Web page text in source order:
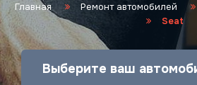
Главная Ремонт автомобилей
Seat
Выберите ваш